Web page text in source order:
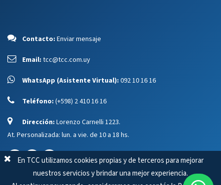
Contacto: Enviar mensaje
Email: tcc@tcc.com.uy
WhatsApp (Asistente Virtual): 092 10 16 16
Teléfono: (+598) 2 410 16 16
Dirección: Lorenzo Carnelli 1223.
At. Personalizada: lun. a vie. de 10 a 18 hs.
En TCC utilizamos cookies propias y de terceros para mejorar
nuestros servicios y brindar una mejor experiencia.